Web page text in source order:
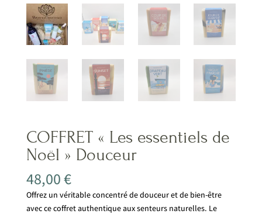
COFFRET « Les essentiels de
Noël » Douceur
48,00€
Offrez un véritable concentré de douceur et de bien-être
avec ce coffret authentique aux senteurs naturelles. Le